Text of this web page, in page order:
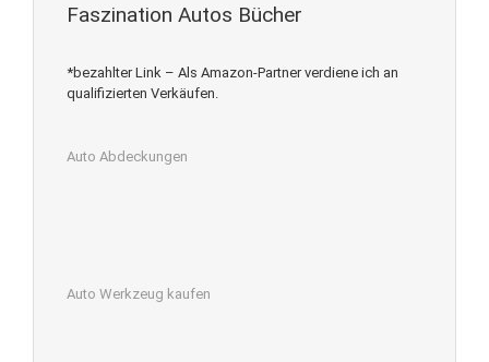
Faszination Autos Bücher
*bezahlter Link – Als Amazon-Partner verdiene ich an
qualifizierten Verkäufen.
Auto Abdeckungen
Auto Werkzeug kaufen